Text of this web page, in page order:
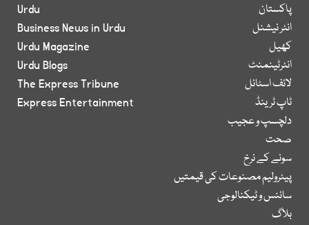
پاکستان
انٹر نیشنل
کھیل
انٹرٹینمنٹ
لائف اسٹائل
ٹاپ ٹرینڈ
دلچسپ و عجیب
صحت
سونے کے نرخ
پیٹرولیم مصنوعات کی قیمتیں
سائنس و ٹیکنالوجی
بلاگ
Urdu
Business News in Urdu
Urdu Magazine
Urdu Blogs
The Express Tribune
Express Entertainment